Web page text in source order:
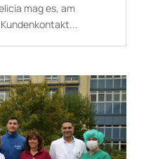
mag es, am